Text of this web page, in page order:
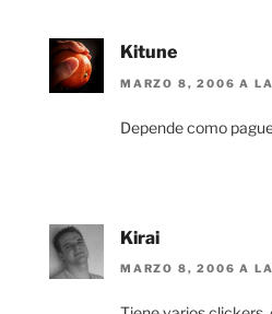
Kitune
MARZO 8, 2006 A
Depende como
Kirai
MARZO 8, 2006 A